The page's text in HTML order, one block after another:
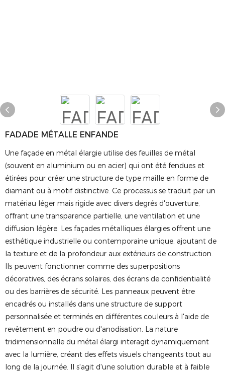
FADADE MÉTALLE ENFANDE
Une façade en métal élargie utilise des feuilles de métal
(souvent en aluminium ou en acier) qui ont été fendues et
étirées pour créer une structure de type maille en forme de
diamant ou à motif distinctive. Ce processus se traduit par un
matériau léger mais rigide avec divers degrés d'ouverture,
offrant une transparence partielle, une ventilation et une
diffusion légère. Les façades métalliques élargies offrent une
esthétique industrielle ou contemporaine unique, ajoutant de
la texture et de la profondeur aux extérieurs de construction.
Ils peuvent fonctionner comme des superpositions
décoratives, des écrans solaires, des écrans de confidentialité
ou des barrières de sécurité. Les panneaux peuvent être
encadrés ou installés dans une structure de support
personnalisée et terminés en différentes couleurs à l'aide de
revêtement en poudre ou d'anodisation. La nature
tridimensionnelle du métal élargi interagit dynamiquement
avec la lumière, créant des effets visuels changeants tout au
long de la journée. Il s'agit d'une solution durable et à faible